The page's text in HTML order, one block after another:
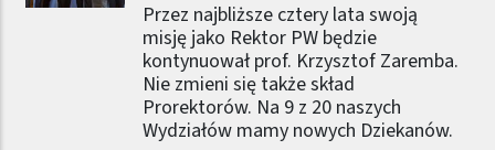
Przez najbliższe cztery lata swoją
misję jako Rektor PW będzie
kontynuował prof. Krzysztof Zaremba.
Nie zmieni się także skład
Prorektorów. Na 9 z 20 naszych
Wydziałów mamy nowych Dziekanów.